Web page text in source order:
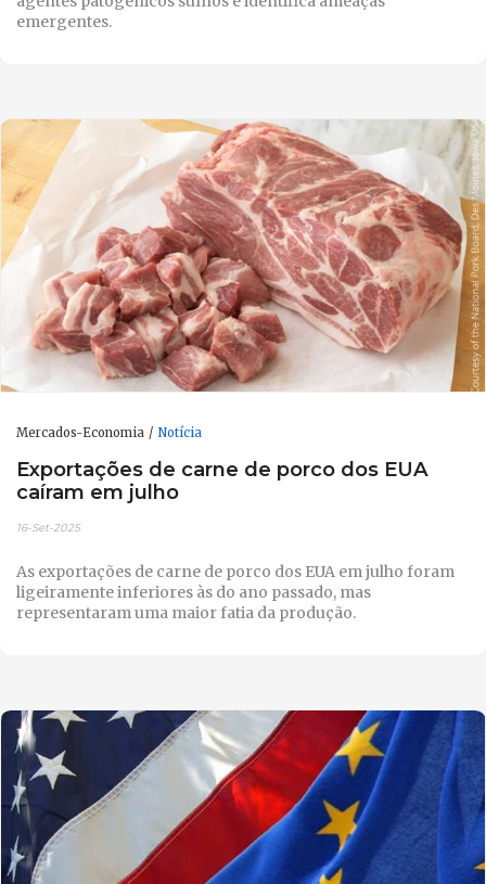
emergentes.
Mercados-Economia Notícia
Exportações de carne de porco dos EUA
caíram em julho
16-Set-2025
As exportações de carne de porco dos EUA em julho foram
ligeiramente inferiores às do ano passado, mas
representaram uma maior fatia da produção.